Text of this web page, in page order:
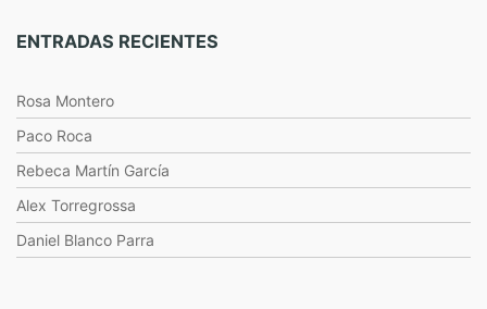
ENTRADAS RECIENTES
Rosa Montero
Paco Roca
Rebeca Martín García
Alex Torregrossa
Daniel Blanco Parra